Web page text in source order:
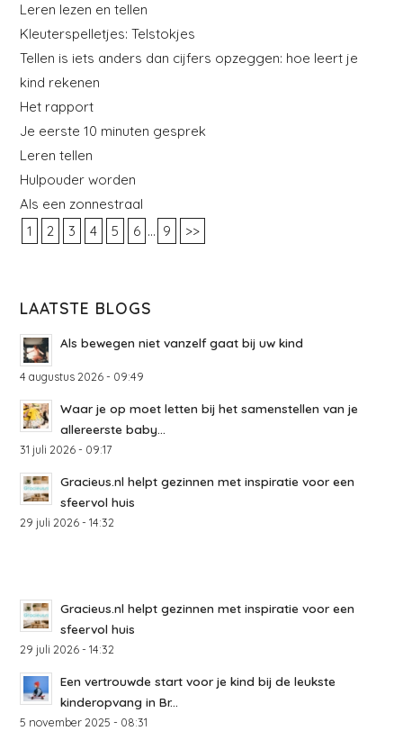
Leren lezen en tellen
Kleuterspelletjes: Telstokjes
Tellen is iets anders dan cijfers opzeggen: hoe leert je
kind rekenen
Het rapport
Je eerste 10 minuten gesprek
Leren tellen
Hulpouder worden
Als een zonnestraal
1
2 3 4 5 6 ... 9 >>
LAATSTE BLOGS
Als bewegen niet vanzelf gaat bij uw kind
4 augustus 2026 - 09:49
Waar je op moet letten bij het samenstellen van je
allereerste baby...
31 juli 2026 - 09:17
Gracieus.nl helpt gezinnen met inspiratie voor een
sfeervol huis
29 juli 2026 - 14:32
Gracieus.nl helpt gezinnen met inspiratie voor een
sfeervol huis
29 juli 2026 - 14:32
Een vertrouwde start voor je kind bij de leukste
kinderopvang in Br...
5 november 2025 - 08:31